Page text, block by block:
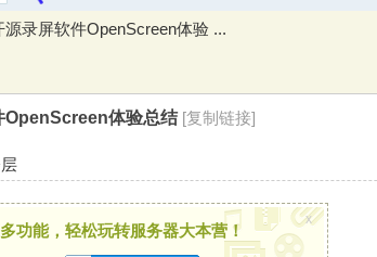
搜
索
录屏软件OpenScreen体验 ...
OpenScreen体验总结 [复制链接]
功能，轻松玩转服务器大本营！
x